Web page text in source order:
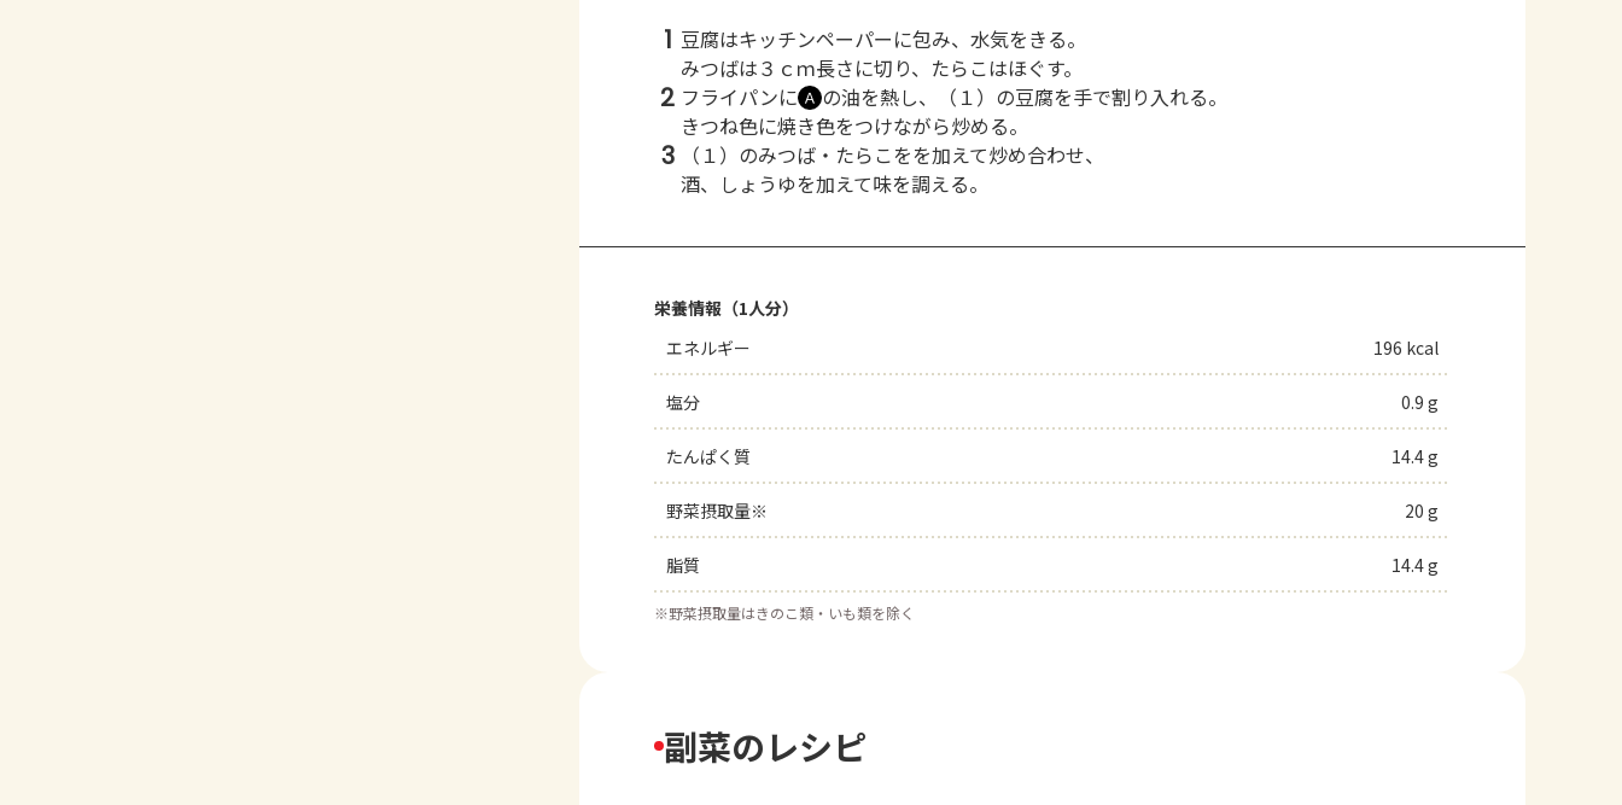
1 豆腐はキッチンペーパーに包み、水気をきる。
みつばは３ｃｍ長さに切り、たらこはほぐす。
2 フライパンに Ａ の油を熱し、（１）の豆腐を手で割り入れる。
きつね色に焼き色をつけながら炒める。
3
（１）のみつば・たらこをを加えて炒め合わせ、
酒、しょうゆを加えて味を調える。
栄養情報（1人分）
エネルギー
196 kcal
塩分 0.9 g
たんぱく質 14.4 g
野菜摂取量※ 20 g
脂質 14.4 g
※野菜摂取量はきのこ類・いも類を除く
副菜のレシピ